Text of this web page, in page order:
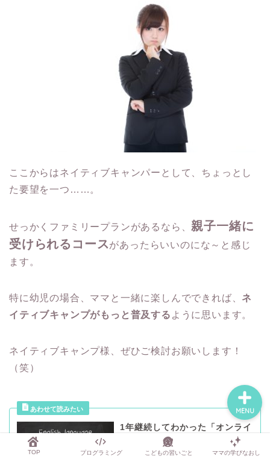
ここからはネイティブキャンパーとして、ちょっとし
た要望を一つ……。
せっかくファミリープランがあるなら、 親子一緒に
受けられるコースがあったらいいのにな～と感じ
ます。
特に幼児の場合、ママと一緒に楽しんでできれば、 ネ
イティブキャンプがもっと普及する ように思います。
ネイティブキャンプ様、ぜひご検討お願いします！
（笑）
1年継続してわかった「オンライ
ン英会話のメリットとデメリッ
ト」
TOP プログラミング こどもの習いごと ママの学びなおし
MENU
TOP
こどもの習いごと